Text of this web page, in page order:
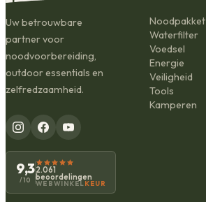
Uw betrouwbare
partner voor
noodvoorbereiding,
outdoor essentials en
zelfredzaamheid.
9,3
/10
2.061
beoordelingen
WEBWINKEL KEUR
Noodpakket
Waterfilter
Voedsel
Energie
Veiligheid
Tools
Kamperen